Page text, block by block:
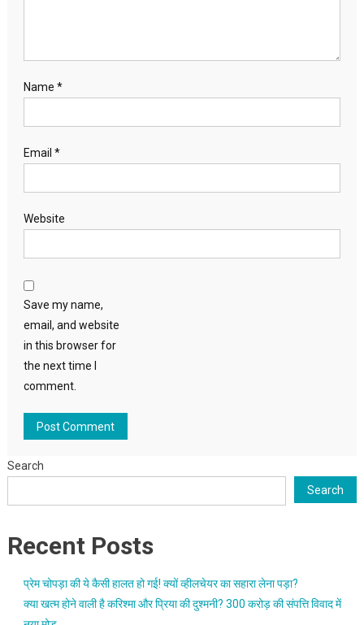
Name *
Email *
Website
Save my name,
email, and website
in this browser for
the next time I
comment.
Search
Search
Recent Posts
प्रेम चोपड़ा की ये कैसी हालत हो गई! क्यों व्हीलचेयर का सहारा लेना पड़ा?
क्या खत्म होने वाली है करिश्मा और प्रिया की दुश्मनी? 300 करोड़ की संपत्ति विवाद में